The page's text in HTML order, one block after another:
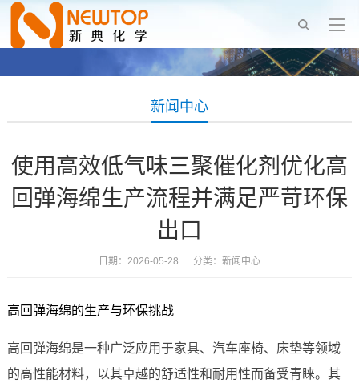
新闻中心
使用高效低气味三聚催化剂优化高
回弹海绵生产流程并满足严苛环保
出口
日期：2026-05-28 分类： 新闻中心
高回弹海绵的生产与环保挑战
高回弹海绵是一种广泛应用于家具、汽车座椅、床垫等领域
的高性能材料，以其卓越的舒适性和耐用性而备受青睐。其